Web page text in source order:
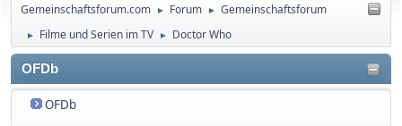
Gemeinschaftsforum.com ► Forum ► Gemeinschaftsforum
► Filme und Serien im TV ► Doctor Who
OFDb
OFDb